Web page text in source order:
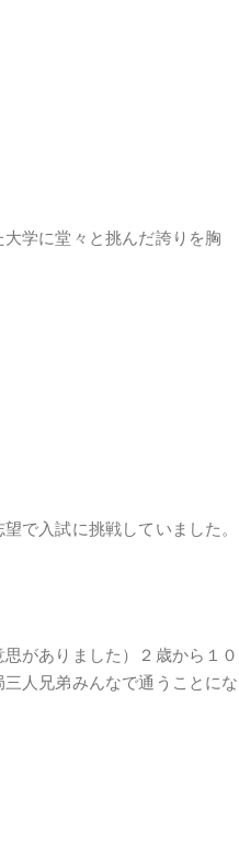
学に堂々と挑んだ誇りを胸
で入試に挑戦していました。
がありました）２歳から１０
人兄弟みんなで通うことにな